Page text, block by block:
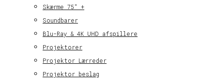
Skærme 75″ +
Soundbarer
Blu-Ray & 4K UHD afspillere
Projektorer
Projektor Lærreder
Projektor beslag